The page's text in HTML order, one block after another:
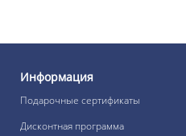
Информация
Подарочные сертификаты
Дисконтная программа